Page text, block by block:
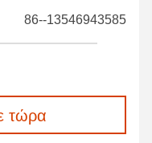
86--13546943585
τώρα